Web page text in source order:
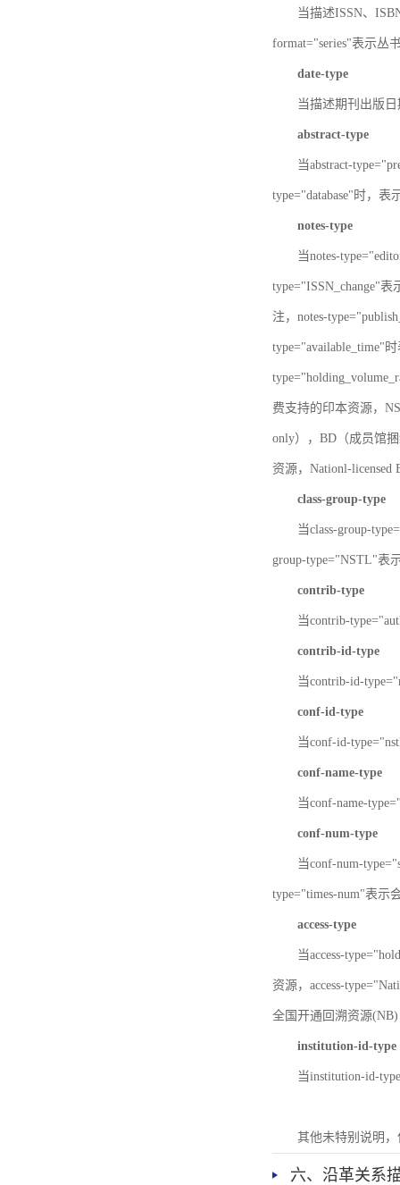
当描述ISSN、
format="series"表示丛
date-type
当描述期刊出版日
abstract-type
当abstract-
type="database"时，表
notes-type
当notes-
type="ISSN_change"
注，notes-
type="available_time"
费支持的印本资源，
only），BD（成员馆
资源，Nationl-licensed
class-group-type
当class-group-
group-type="NSTL"表
contrib-type
当contrib-
contrib-id-type
当contrib-id-
conf-id-type
当conf-id-
conf-name-type
当conf-name-
conf-num-type
当conf-num-
type="times-num"表示
access-type
当access-
资源，access-
全国开通回溯资源(NB)
institution-id-type
当institution-id-
其他未特别说明
六、沿革关系